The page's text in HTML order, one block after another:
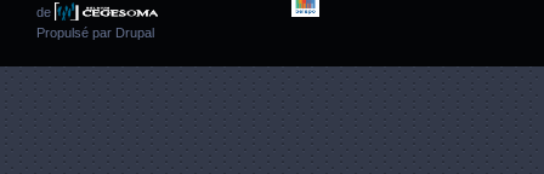
de
Propulsé par Drupal